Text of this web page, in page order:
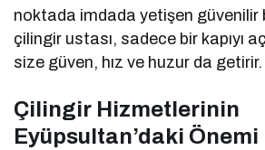
noktada imdada yetişen güvenilir
çilingir ustası, sadece bir kapıyı
size güven, hız ve huzur da getirir.
Çilingir Hizmetlerinin
Eyüpsultan’daki Önemi